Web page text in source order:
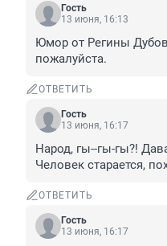
Гость
13 июня, 16:13
Юмор от Регины
пожалуйста.
ОТВЕТИТЬ
Гость
13 июня, 16:17
Народ, гы--гы-гы?!
Человек старается,
ОТВЕТИТЬ
Гость
13 июня, 16:17